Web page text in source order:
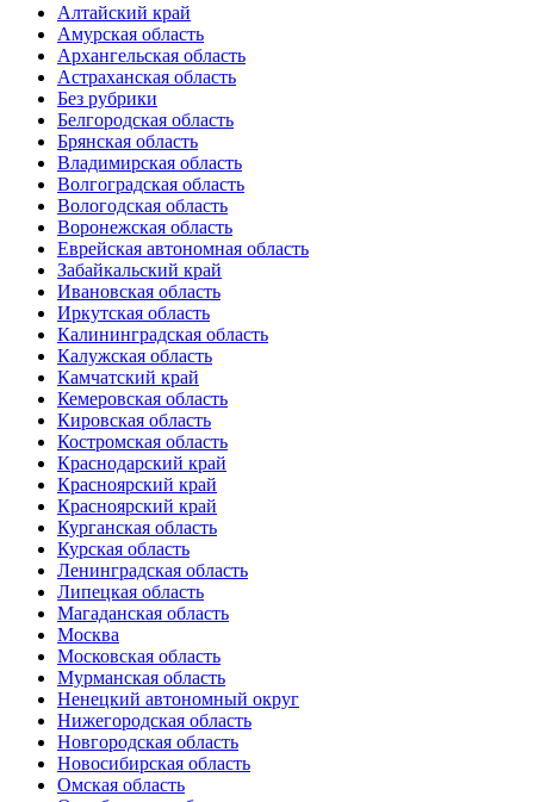
Алтайский край
Амурская область
Архангельская область
Астраханская область
Без рубрики
Белгородская область
Брянская область
Владимирская область
Волгоградская область
Вологодская область
Воронежская область
Еврейская автономная область
Забайкальский край
Ивановская область
Иркутская область
Калининградская область
Калужская область
Камчатский край
Кемеровская область
Кировская область
Костромская область
Краснодарский край
Красноярский край
Красноярский край
Курганская область
Курская область
Ленинградская область
Липецкая область
Магаданская область
Москва
Московская область
Мурманская область
Ненецкий автономный округ
Нижегородская область
Новгородская область
Новосибирская область
Омская область